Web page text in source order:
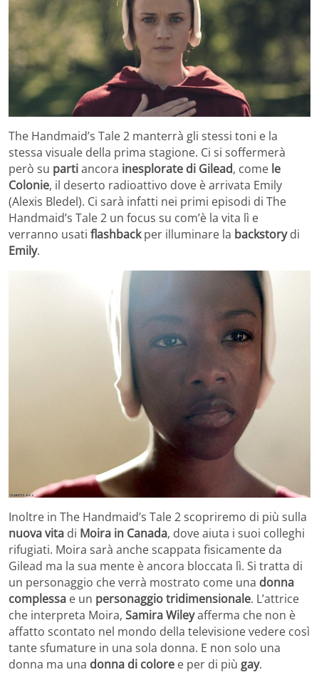
The Handmaid’s Tale 2 manterrà gli stessi toni e la
stessa visuale della prima stagione. Ci si soffermerà
però su partiancora inesplorate di Gilead, come le
Colonie, il deserto radioattivo dove è arrivata Emily
(Alexis Bledel). Ci sarà infatti nei primi episodi di The
Handmaid’s Tale 2 un focus su com’è la vita lì e
verranno usati flashbackper illuminare la backstorydi
Emily.
Inoltre in The Handmaid’s Tale 2 scopriremo di più sulla
nuova vita di Moira in Canada, dove aiuta i suoi colleghi
rifugiati. Moira sarà anche scappata fisicamente da
Gilead ma la sua mente è ancora bloccata lì. Si tratta di
un personaggio che verrà mostrato come una donna
complessa e un personaggio tridimensionale. L’attrice
che interpreta Moira, Samira Wileyafferma che non è
affatto scontato nel mondo della televisione vedere così
tante sfumature in una sola donna. E non solo una
donna ma una donna di colore e per di più gay.